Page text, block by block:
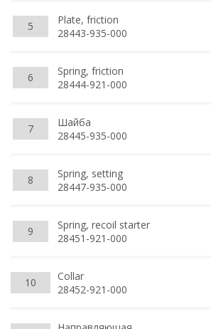
5
Plate, friction
28443-935-000
6
Spring, friction
28444-921-000
7
Шайба
28445-935-000
8
Spring, setting
28447-935-000
9
Spring, recoil starter
28451-921-000
10
Collar
28452-921-000